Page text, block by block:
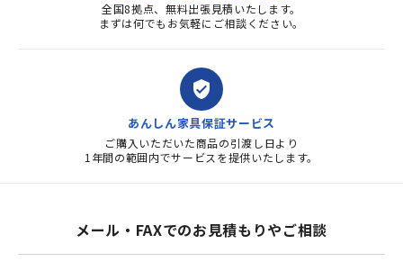
全国8拠点、無料出張見積いたします。
まずは何でもお気軽にご相談ください。
verified_user
あんしん家具保証サービス
ご購入いただいた商品の引渡し日より
1年間の範囲内でサービスを提供いたします。
メール・FAXでのお見積もりやご相談